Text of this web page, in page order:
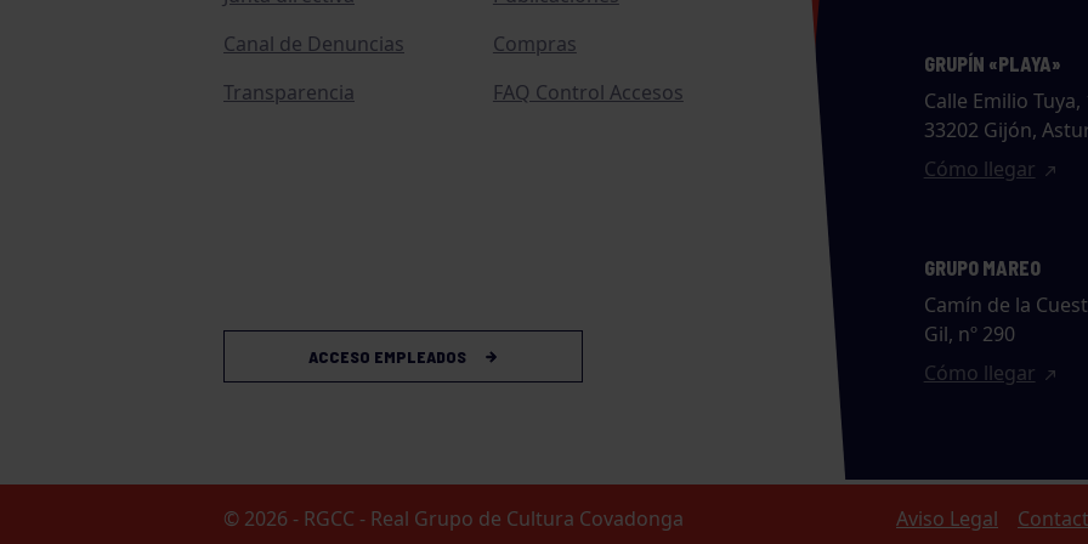
Canal de Denuncias
Compras
Transparencia
FAQ Control Accesos
ACCESO EMPLEADOS
GRUPÍN «PLAYA»
Calle Emilio Tuya,
33202 Gijón,
Cómo llegar
GRUPO MAREO
Camín de la
Gil, nº 290
Cómo llegar
© 2026 - RGCC - Real Grupo de Cultura Covadonga Aviso Legal